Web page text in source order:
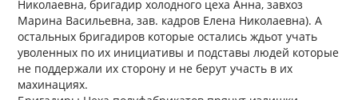
Николаевна, бригадир холодного цеха Анна, завхоз
Марина Васильевна, зав. кадров Елена Николаевна). А
остальных бригадиров которые остались ждьот учать
уволенных по их инициативы и подставы людей которые
не поддержали их сторону и не берут участь в их
махинациях.